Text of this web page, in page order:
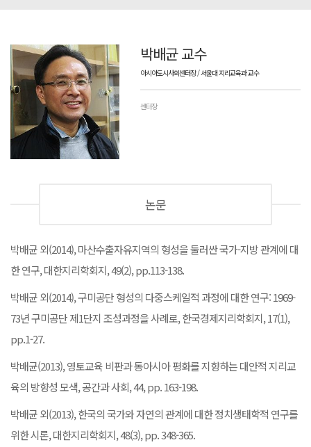
박배균 교수
아시아도시사회센터장 / 서울대 지리교육과 교수
센터장
논문
박배균 외(2014), 마산수출자유지역의 형성을 둘러싼 국가-지방 관계에 대
한 연구, 대한지리학회지, 49(2), pp.113-138.
박배균 외(2014), 구미공단 형성의 다중스케일적 과정에 대한 연구: 1969-
73년 구미공단 제1단지 조성과정을 사례로, 한국경제지리학회지, 17(1),
pp.1-27.
박배균(2013), 영토교육 비판과 동아시아 평화를 지향하는 대안적 지리교
육의 방향성 모색, 공간과 사회, 44, pp. 163-198.
박배균 외(2013), 한국의 국가와 자연의 관계에 대한 정치생태학적 연구를
위한 시론, 대한지리학회지, 48(3), pp. 348-365.